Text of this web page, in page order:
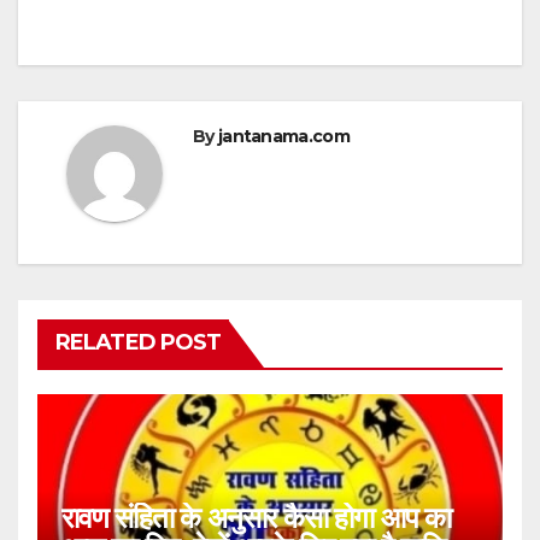
Byjantanama.com
RELATED POST
रावण संहिता के अनुसार कैसा होगा आप का